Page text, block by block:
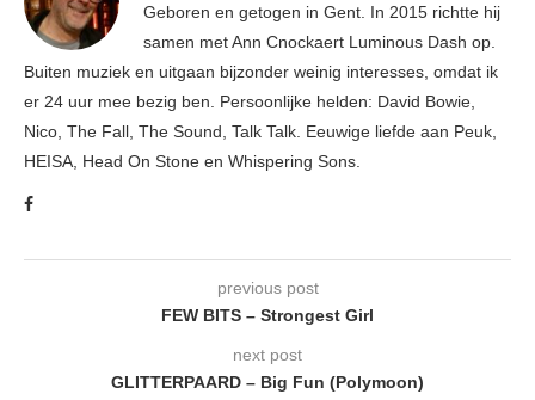
Geboren en getogen in Gent. In 2015 richtte hij
samen met Ann Cnockaert Luminous Dash op.
Buiten muziek en uitgaan bijzonder weinig interesses, omdat ik
er 24 uur mee bezig ben. Persoonlijke helden: David Bowie,
Nico, The Fall, The Sound, Talk Talk. Eeuwige liefde aan Peuk,
HEISA, Head On Stone en Whispering Sons.
previous post
FEW BITS – Strongest Girl
next post
GLITTERPAARD – Big Fun (Polymoon)